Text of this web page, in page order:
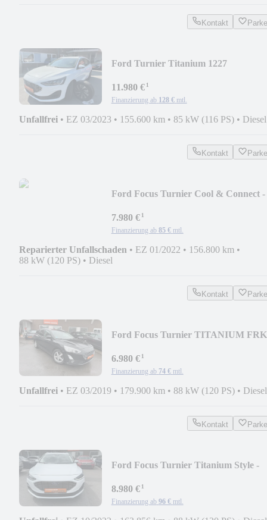
Kontakt
Ford Turnier Titanium 1227
11.980 €¹
Finanzierung ab 128 € mtl.
Unfallfrei • EZ 03/2023 • 155.600 km • 85 kW (116 PS) • Diesel
Kontakt
Ford Focus Turnier Cool & Connect -
7.980 €¹
Finanzierung ab 85 € mtl.
Reparierter Unfallschaden • EZ 01/2022 • 156.800 km •
88 kW (120 PS) • Diesel
Kontakt
Ford Focus Turnier TITANIUM FRK
6.980 €¹
Finanzierung ab 74 € mtl.
Unfallfrei • EZ 03/2019 • 179.900 km • 88 kW (120 PS) • Diesel
Kontakt
Ford Focus Turnier Titanium Style -
8.980 €¹
Finanzierung ab 96 € mtl.